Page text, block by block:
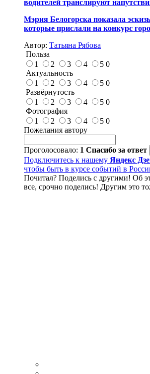
водителей транслируют
Мэрия Белогорска показала
которые прислали на конкурс
Автор: Татьяна Рябова
Польза
1
2 3 4 5 0
Актуальность
1
2 3 4 5 0
Развёрнутость
1
2 3 4 5 0
Фотография
1
2 3 4 5 0
Пожелания автору
Проголосовало: 1 Спасибо за ответ
Подключитесь к нашему Яндекс
чтобы быть в курсе событий в
Почитал? Поделись с другими! Об
все, срочно поделись! Другим это